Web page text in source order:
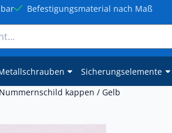
Befestigungsmaterial nach Maß
Sicherungselemente
Nummernschild kappen / Gelb